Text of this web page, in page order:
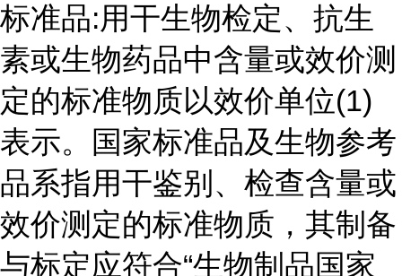
标准品:用干生物检定、抗生
素或生物药品中含量或效价测
定的标准物质以效价单位(1)
表示。国家标准品及生物参考
品系指用干鉴别、检查含量或
效价测定的标准物质，其制备
与标定应符合“生物制品国家